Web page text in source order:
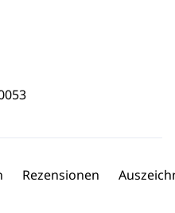
Rezensionen